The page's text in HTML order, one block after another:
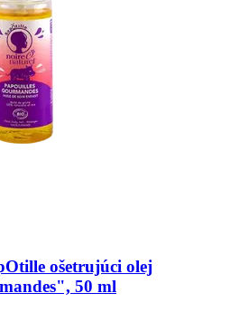
ošetrujúci olej
50 ml